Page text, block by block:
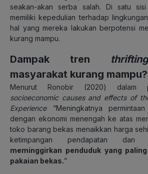
seakan-akan serba salah. Di satu sisi
memiliki kepedulian terhadap
hal yang mereka lakukan berpotensi
kurang mampu.
Dampak tren thrifting
masyarakat kurang mampu?
Menurut Ronobir (2020) dalam
socioeconomic causes and effects of
Experience“Meningkatnya
dengan ekonomi menengah ke atas
toko barang bekas menaikkan harga
ketimpangan pendapatan dan
meminggirkan penduduk yang
pakaian bekas.”